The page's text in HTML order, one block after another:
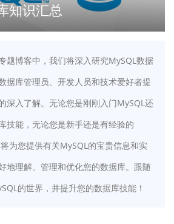
知识汇总
题博客中，我们将深入研究MySQL数据
据库管理员、开发人员和技术爱好者提
深入了解。无论您是刚刚入门MySQL还
技能，无论您是新手还是有经验的
为您提供有关MySQL的宝贵信息和实
地理解、管理和优化您的数据库。跟随
的世界，并提升您的数据库技能！